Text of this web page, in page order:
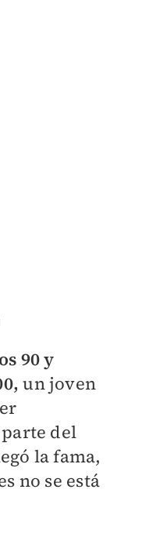
90 y
un joven
del
la fama,
no se está